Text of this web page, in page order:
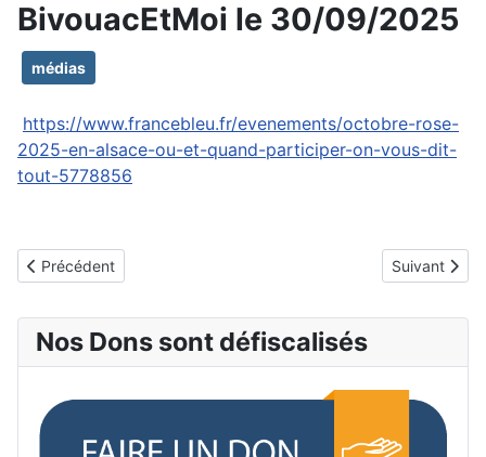
BivouacEtMoi le 30/09/2025
médias
https://www.francebleu.fr/evenements/octobre-rose-
2025-en-alsace-ou-et-quand-participer-on-vous-dit-
tout-5778856
Article précédent : Média: clubalpinaixlesbains.fr parle de
Précédent Article
Suivant
Nos Dons sont défiscalisés